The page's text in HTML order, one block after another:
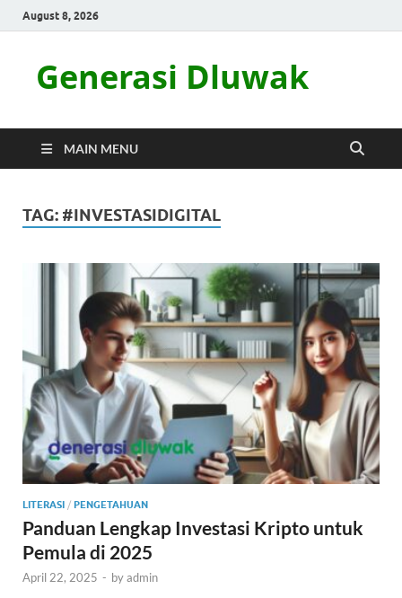
August 8, 2026
Generasi Dluwak
MAIN MENU
TAG: #INVESTASIDIGITAL
LITERASI / PENGETAHUAN
Panduan Lengkap Investasi Kripto untuk
Pemula di 2025
April 22, 2025 - byadmin